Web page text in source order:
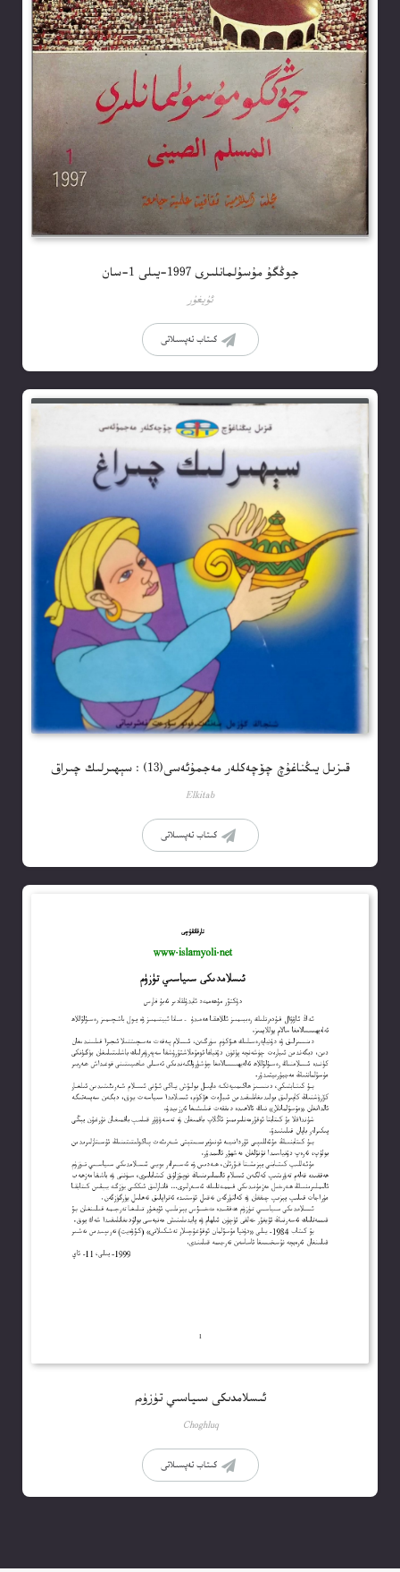
جوڭگۇ مۇسۇلمانلىرى 1997-يىلى 1-سان
ئۇيغۇر
كىتاب تەپسىلاتى
قىزىل يىڭناغۇچ چۆچەكلەر مەجمۇئەسى(13) : سېھىرلىك چىراق
Elkitab
كىتاب تەپسىلاتى
ئىسلامدىكى سىياسىي تۈزۈم
Choghluq
كىتاب تەپسىلاتى